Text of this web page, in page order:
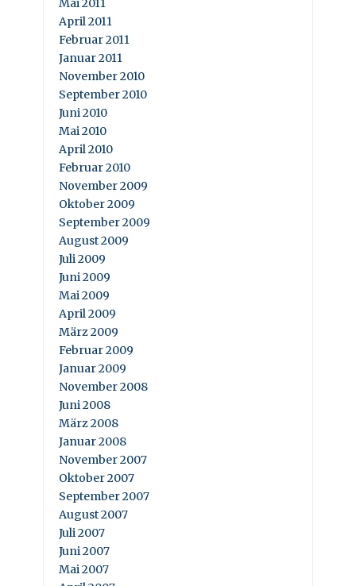
Mai 2011
April 2011
Februar 2011
Januar 2011
November 2010
September 2010
Juni 2010
Mai 2010
April 2010
Februar 2010
November 2009
Oktober 2009
September 2009
August 2009
Juli 2009
Juni 2009
Mai 2009
April 2009
März 2009
Februar 2009
Januar 2009
November 2008
Juni 2008
März 2008
Januar 2008
November 2007
Oktober 2007
September 2007
August 2007
Juli 2007
Juni 2007
Mai 2007